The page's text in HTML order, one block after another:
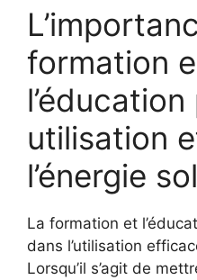
formation
utilisation
l’énergie
La formation et⁣
dans l’utilisation
Lorsqu’il⁢ s’agit de